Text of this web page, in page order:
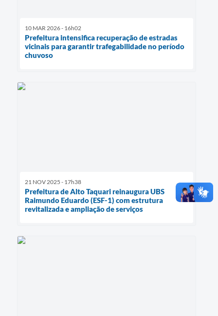
10 MAR 2026 - 16h02
Prefeitura intensifica recuperação de estradas
vicinais para garantir trafegabilidade no período
chuvoso
21 NOV 2025 - 17h38
Prefeitura de Alto Taquari reinaugura UBS
Raimundo Eduardo (ESF-1) com estrutura
revitalizada e ampliação de serviços